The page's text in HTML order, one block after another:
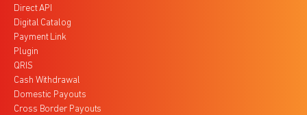
Direct API
Digital Catalog
Payment Link
Plugin
QRIS
Cash Withdrawal
Domestic Payouts
Cross Border Payouts